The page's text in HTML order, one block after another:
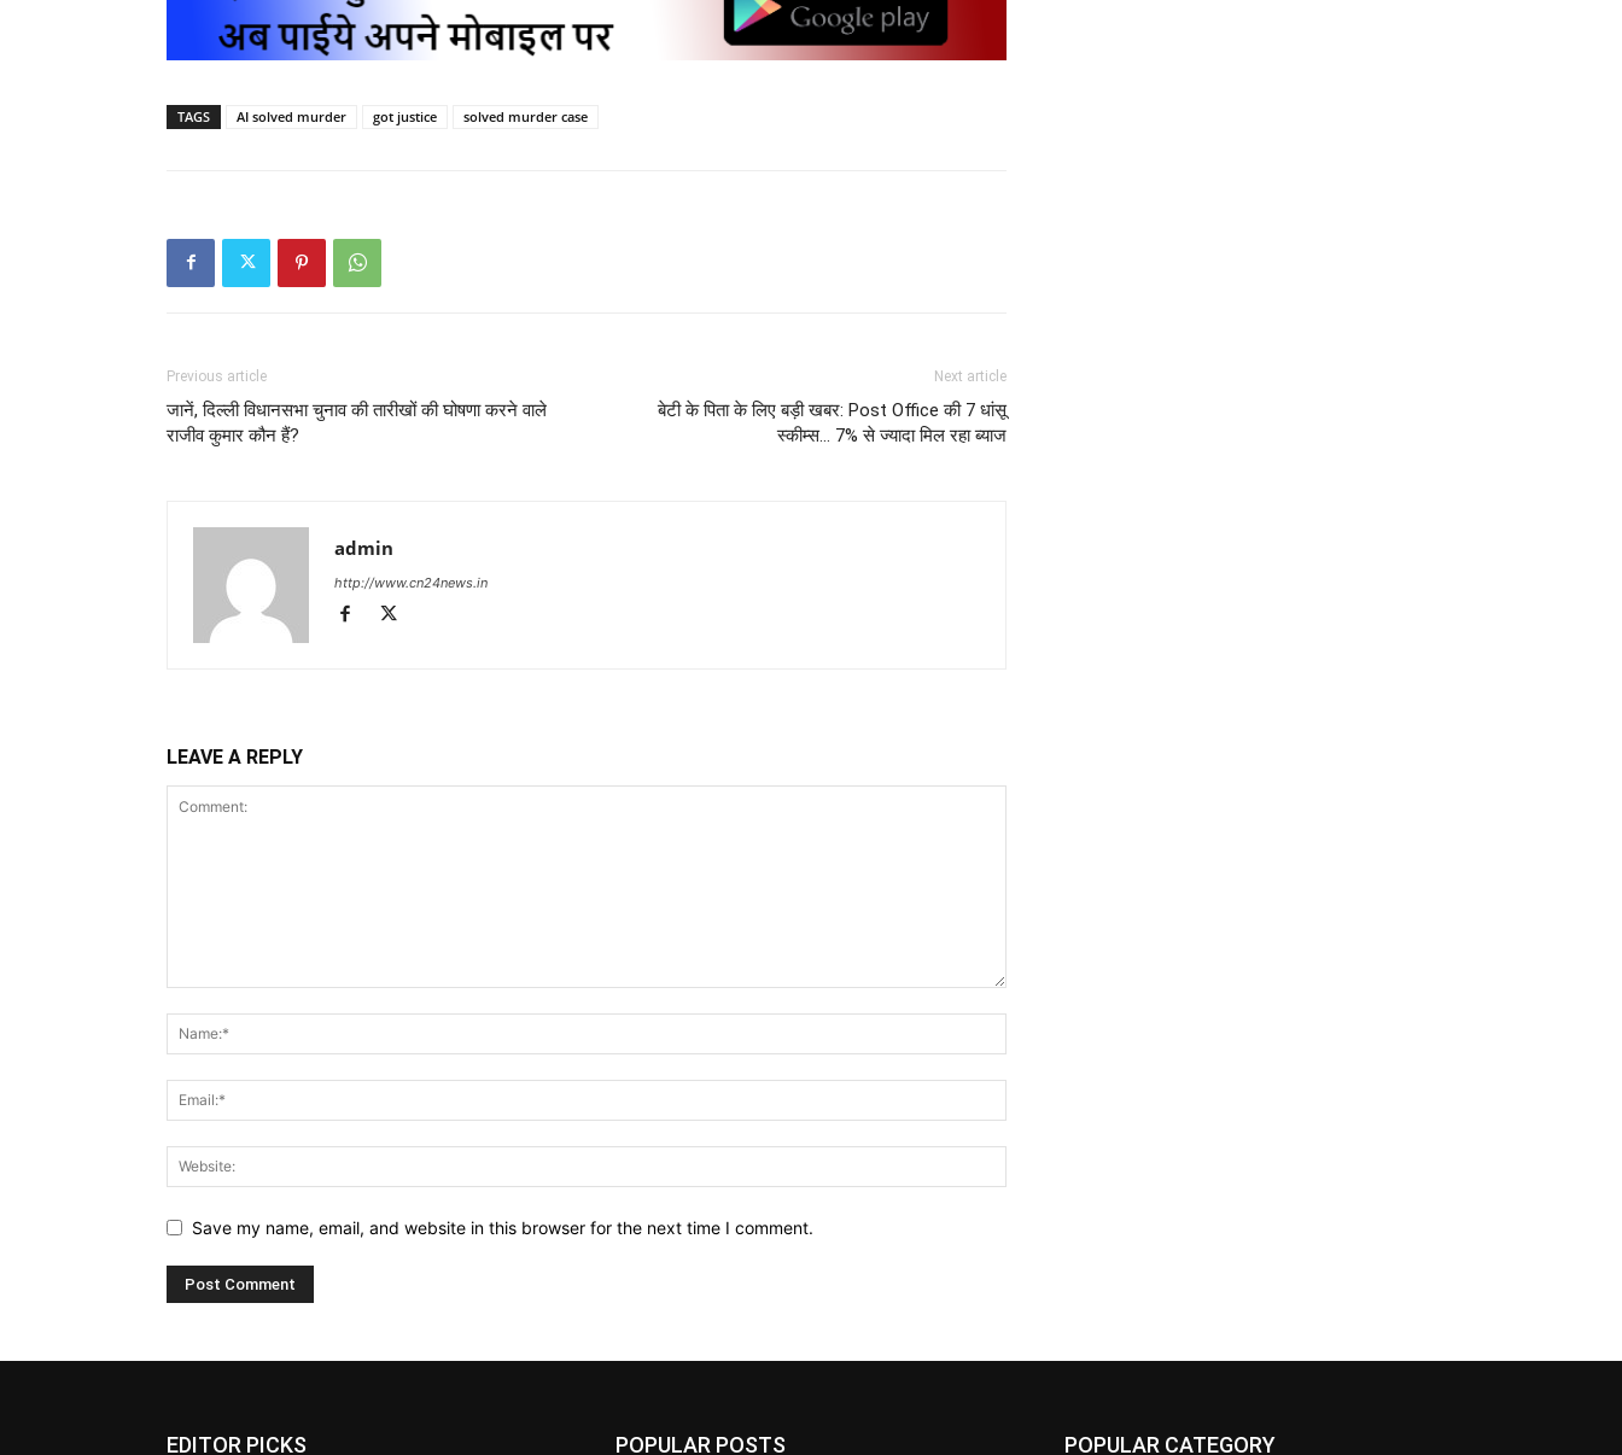
TAGS AI solved murder got justice solved murder case
Previous article
जानें, दिल्ली विधानसभा चुनाव की तारीखों की घोषणा करने वाले
राजीव कुमार कौन हैं?
Next article
बेटी के पिता के लिए बड़ी खबर: Post Office की 7 धांसू
स्कीम्स… 7% से ज्यादा मिल रहा ब्याज
admin
http://www.cn24news.in
LEAVE A REPLY
Save my name, email, and website in this browser for the next time I comment.
EDITOR PICKS POPULAR POSTS POPULAR CATEGORY